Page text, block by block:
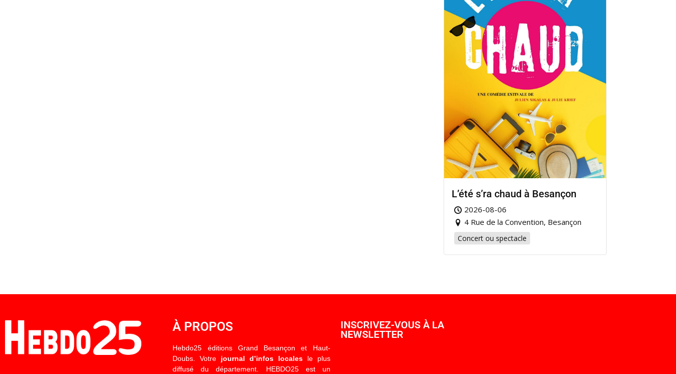
L’été s’ra chaud à Besançon
2026-08-06
4 Rue de la Convention, Besançon
Concert ou spectacle
À PROPOS
Hebdo25 éditions Grand Besançon et Haut-
Doubs. Votre journal d’infos localesle plus
diffusé du département. HEBDO25 est un
INSCRIVEZ-VOUS À LA
NEWSLETTER